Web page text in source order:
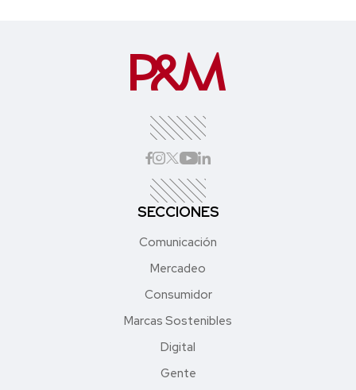
SECCIONES
Comunicación
Mercadeo
Consumidor
Marcas Sostenibles
Digital
Gente